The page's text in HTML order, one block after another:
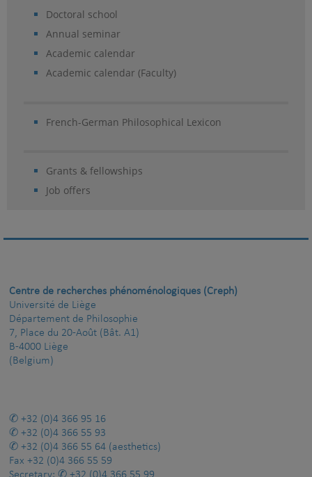
Doctoral school
Annual seminar
Academic calendar
Academic calendar (Faculty)
French-German Philosophical Lexicon
Grants & fellowships
Job offers
Centre de recherches phénoménologiques (Creph)
Université de Liège
Département de Philosophie
7, Place du 20-Août (Bât. A1)
B-4000 Liège
(Belgium)
+32 (0)4 366 95 16
+32 (0)4 366 55 93
+32 (0)4 366 55 64 (aesthetics)
Fax +32 (0)4 366 55 59